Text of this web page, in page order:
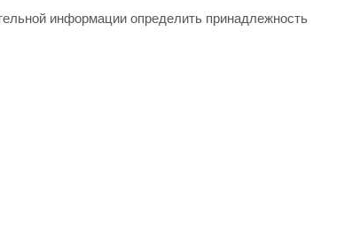
информации определить принадлежность